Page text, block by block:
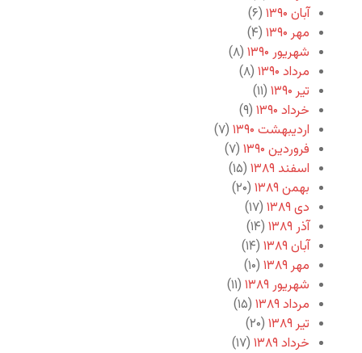
آبان ۱۳۹۰
(۶)
مهر ۱۳۹۰
(۴)
شهریور ۱۳۹۰
(۸)
مرداد ۱۳۹۰
(۸)
تیر ۱۳۹۰
(۱۱)
خرداد ۱۳۹۰
(۹)
اردیبهشت ۱۳۹۰
(۷)
فروردین ۱۳۹۰
(۷)
اسفند ۱۳۸۹
(۱۵)
بهمن ۱۳۸۹
(۲۰)
دی ۱۳۸۹
(۱۷)
آذر ۱۳۸۹
(۱۴)
آبان ۱۳۸۹
(۱۴)
مهر ۱۳۸۹
(۱۰)
شهریور ۱۳۸۹
(۱۱)
مرداد ۱۳۸۹
(۱۵)
تیر ۱۳۸۹
(۲۰)
خرداد ۱۳۸۹
(۱۷)